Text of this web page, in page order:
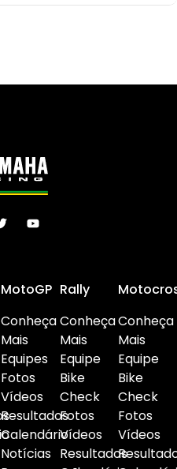
MotoGP
Conheça
Mais
Equipes
Fotos
Vídeos
Resultados
Calendário
Notícias
Rally
Conheça
Mais
Equipe
Bike
Check
Fotos
Vídeos
Resultados
Conheça
Mais
Equipe
Bike
Check
Fotos
Vídeos